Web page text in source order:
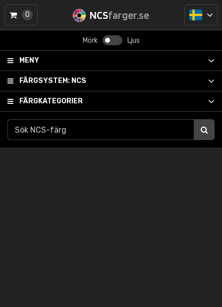
NCSfarger.se
Mörk Ljus
MENY
FÄRGSYSTEM: NCS
FÄRGKATEGORIER
0